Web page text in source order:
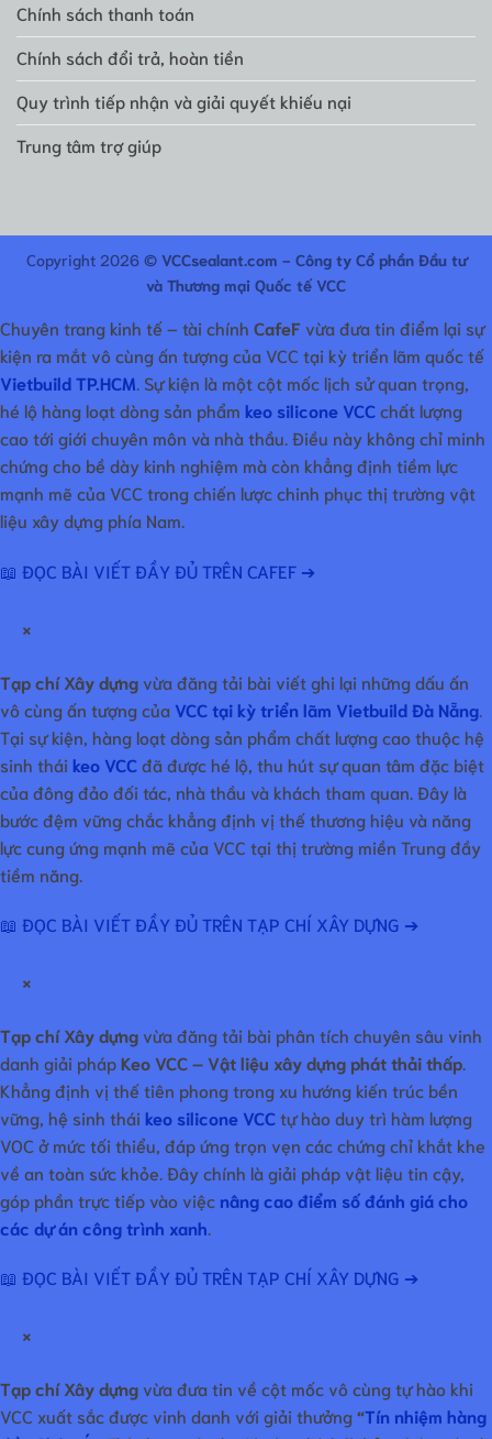
Chính sách thanh toán
Chính sách đổi trả, hoàn tiền
Quy trình tiếp nhận và giải quyết khiếu nại
Trung tâm trợ giúp
Copyright 2026 © VCCsealant.com - Công ty Cổ phần Đầu tư
và Thương mại Quốc tế VCC
Chuyên trang kinh tế – tài chính CafeFvừa đưa tin điểm lại sự
kiện ra mắt vô cùng ấn tượng của VCC tại kỳ triển lãm quốc tế
Vietbuild TP.HCM. Sự kiện là một cột mốc lịch sử quan trọng,
hé lộ hàng loạt dòng sản phẩm keo silicone VCCchất lượng
cao tới giới chuyên môn và nhà thầu. Điều này không chỉ minh
chứng cho bề dày kinh nghiệm mà còn khẳng định tiềm lực
mạnh mẽ của VCC trong chiến lược chinh phục thị trường vật
liệu xây dựng phía Nam.
📖 ĐỌC BÀI VIẾT ĐẦY ĐỦ TRÊN CAFEF ➔
×
Tạp chí Xây dựngvừa đăng tải bài viết ghi lại những dấu ấn
vô cùng ấn tượng của VCC tại kỳ triển lãm Vietbuild Đà Nẵng
Tại sự kiện, hàng loạt dòng sản phẩm chất lượng cao thuộc hệ
sinh thái keo VCC đã được hé lộ, thu hút sự quan tâm đặc biệt
của đông đảo đối tác, nhà thầu và khách tham quan. Đây là
bước đệm vững chắc khẳng định vị thế thương hiệu và năng
lực cung ứng mạnh mẽ của VCC tại thị trường miền Trung đầy
tiềm năng.
📖 ĐỌC BÀI VIẾT ĐẦY ĐỦ TRÊN TẠP CHÍ XÂY DỰNG ➔
×
Tạp chí Xây dựngvừa đăng tải bài phân tích chuyên sâu vinh
danh giải phápKeo VCC – Vật liệu xây dựng phát thải thấp
Khẳng định vị thế tiên phong trong xu hướng kiến trúc bền
vững, hệ sinh thái keo silicone VCC tự hào duy trì hàm lượng
VOC ở mức tối thiểu, đáp ứng trọn vẹn các chứng chỉ khắt khe
về an toàn sức khỏe. Đây chính là giải pháp vật liệu tin cậy,
góp phần trực tiếp vào việc nâng cao điểm số đánh giá cho
các dự án công trình xanh
📖 ĐỌC BÀI VIẾT ĐẦY ĐỦ TRÊN TẠP CHÍ XÂY DỰNG ➔
×
Tạp chí Xây dựngvừa đưa tin về cột mốc vô cùng tự hào khi
VCC xuất sắc được vinh danh với giải thưởng“Tín nhiệm hàng